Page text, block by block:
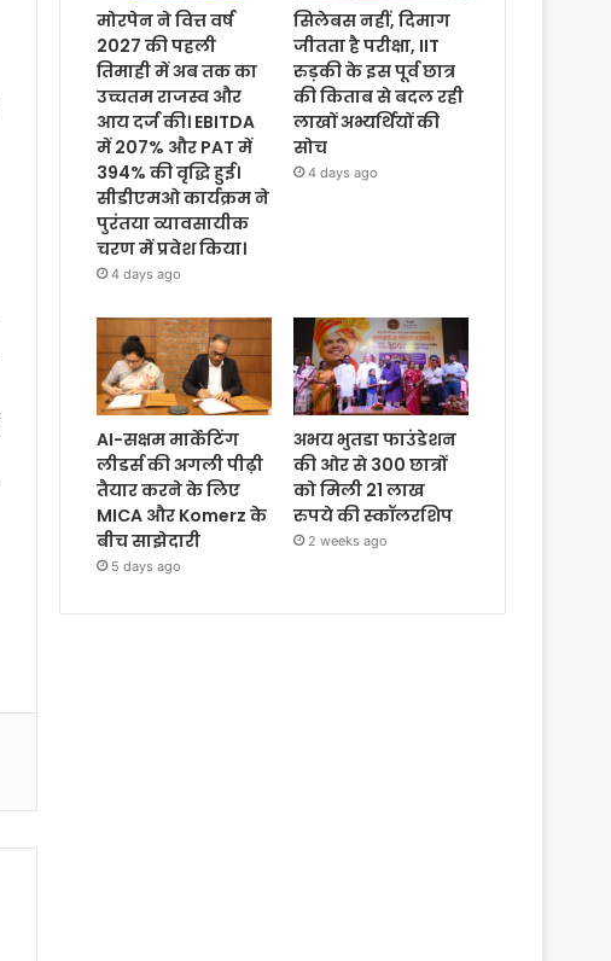
मोरपेन ने वित्त वर्ष
2027 की पहली
तिमाही में अब तक का
उच्चतम राजस्व और
आय दर्ज की। EBITDA
में 207% और PAT में
394% की वृद्धि हुई।
सीडीएमओ कार्यक्रम ने
पुरंतया व्यावसायीक
चरण में प्रवेश किया।
4 days ago
सिलेबस नहीं, दिमाग
जीतता है परीक्षा, IIT
रुड़की के इस पूर्व छात्र
की किताब से बदल रही
लाखों अभ्यर्थियों की
सोच
4 days ago
AI-सक्षम मार्केटिंग
लीडर्स की अगली पीढ़ी
तैयार करने के लिए
MICA और Komerz के
बीच साझेदारी
5 days ago
अभय भुतडा फाउंडेशन
की ओर से 300 छात्रों
को मिली 21 लाख
रुपये की स्कॉलरशिप
2 weeks ago